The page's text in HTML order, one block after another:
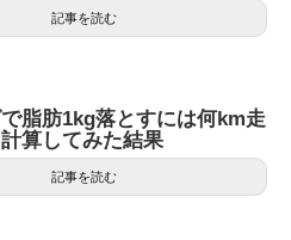
記事を読む
脂肪1kg落とすには何km走
算してみた結果
記事を読む